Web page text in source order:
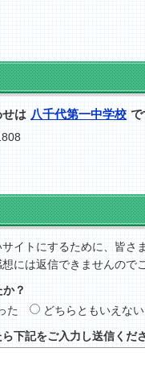
は 八千代第一中学校 で
イトにするために、皆さ
には返信できませんので
？
た どちらともいえない
下記をご入力し送信くださ